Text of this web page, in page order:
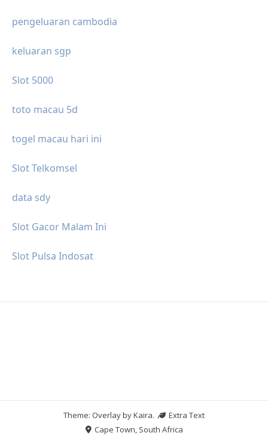
pengeluaran cambodia
keluaran sgp
Slot 5000
toto macau 5d
togel macau hari ini
Slot Telkomsel
data sdy
Slot Gacor Malam Ini
Slot Pulsa Indosat
Theme: Overlay byKaira.
Extra Text
Cape Town, South Africa